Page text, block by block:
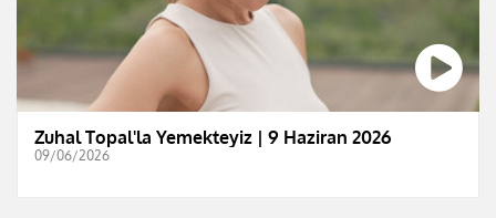
Zuhal Topal'la Yemekteyiz | 9 Haziran 2026
09/06/2026